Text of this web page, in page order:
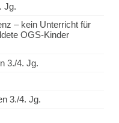
Jg.
– kein Unterricht für
OGS-Kinder
3./4. Jg.
3./4. Jg.